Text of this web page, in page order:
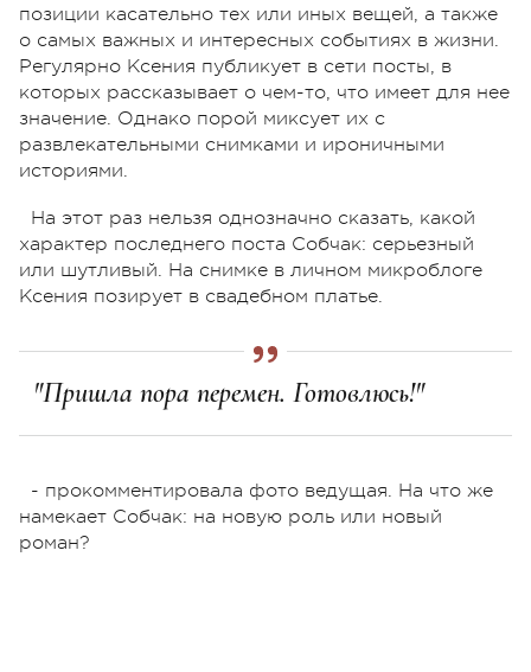
позиции касательно тех или иных вещей, а также
о самых важных и интересных событиях в жизни.
Регулярно Ксения публикует в сети посты, в
которых рассказывает о чем-то, что имеет для нее
значение. Однако порой миксует их с
развлекательными снимками и ироничными
историями.
На этот раз нельзя однозначно сказать, какой
характер последнего поста Собчак: серьезный
или шутливый. На снимке в личном микроблоге
Ксения позирует в свадебном платье.
"Пришла пора перемен. Готовлюсь!"
- прокомментировала фото ведущая. На что же
намекает Собчак: на новую роль или новый
роман?